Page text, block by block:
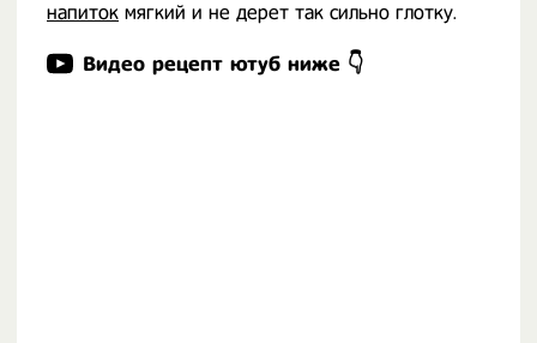
напиток мягкий и не дерет так сильно глотку.
Видео рецепт ютуб ниже 👇